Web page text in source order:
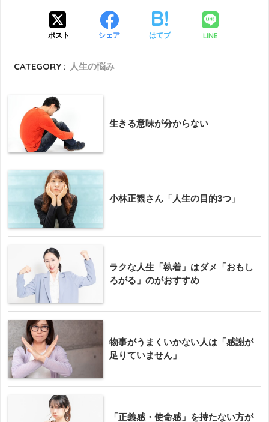
ポスト シェア はてブ LINE
CATEGORY : 人生の悩み
生きる意味が分からない
小林正観さん「人生の目的3つ」
ラクな人生「執着」はダメ「おもし
ろがる」のがおすすめ
物事がうまくいかない人は「感謝が
足りていません」
「正義感・使命感」を持たない方が